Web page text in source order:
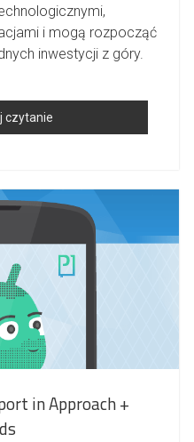
i mogą rozpocząć
inwestycji z góry.
czytanie
Sprawia,
Czasopism
Androidzie
Nigdy
in Approach +